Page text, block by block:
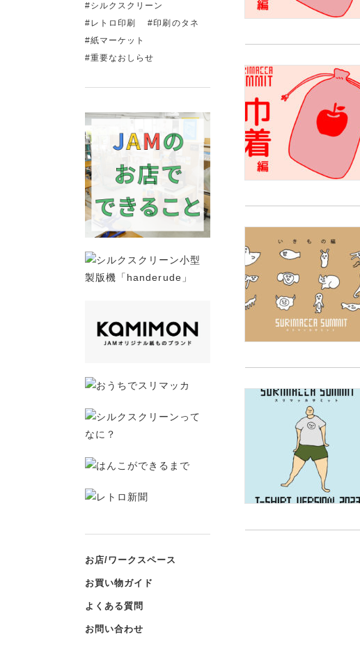
シルクスクリーン
レトロ印刷
印刷のタネ
紙マーケット
重要なおしらせ
お店/ワークスペース
お買い物ガイド
よくある質問
お問い合わせ